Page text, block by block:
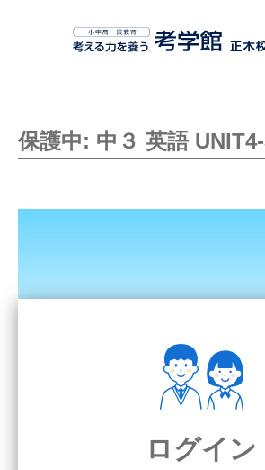
保護中: 中３ 英語
ログイン